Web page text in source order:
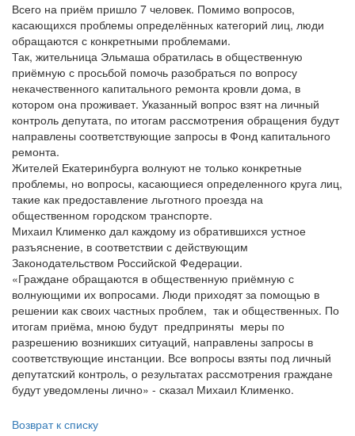
Всего на приём пришло 7 человек. Помимо вопросов,
касающихся проблемы определённых категорий лиц, люди
обращаются с конкретными проблемами.
Так, жительница Эльмаша обратилась в общественную
приёмную с просьбой помочь разобраться по вопросу
некачественного капитального ремонта кровли дома, в
котором она проживает. Указанный вопрос взят на личный
контроль депутата, по итогам рассмотрения обращения будут
направлены соответствующие запросы в Фонд капитального
ремонта.
Жителей Екатеринбурга волнуют не только конкретные
проблемы, но вопросы, касающиеся определенного круга лиц,
такие как предоставление льготного проезда на
общественном городском транспорте.
Михаил Клименко дал каждому из обратившихся устное
разъяснение, в соответствии с действующим
Законодательством Российской Федерации.
«Граждане обращаются в общественную приёмную с
волнующими их вопросами. Люди приходят за помощью в
решении как своих частных проблем, так и общественных. По
итогам приёма, мною будут предприняты меры по
разрешению возникших ситуаций, направлены запросы в
соответствующие инстанции. Все вопросы взяты под личный
депутатский контроль, о результатах рассмотрения граждане
будут уведомлены лично» - сказал Михаил Клименко.
Возврат к списку